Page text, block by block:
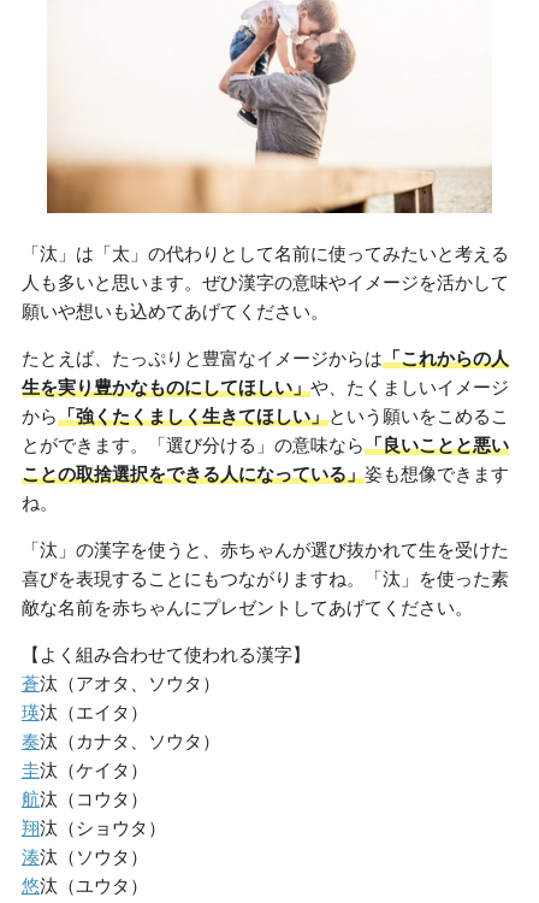
「汰」は「太」の代わりとして名前に使ってみたいと考える
人も多いと思います。ぜひ漢字の意味やイメージを活かして
願いや想いも込めてあげてください。
たとえば、たっぷりと豊富なイメージからは「これからの人
生を実り豊かなものにしてほしい」や、たくましいイメージ
から「強くたくましく生きてほしい」という願いをこめるこ
とができます。「選び分ける」の意味なら「良いことと悪い
ことの取捨選択をできる人になっている」姿も想像できます
ね。
「汰」の漢字を使うと、赤ちゃんが選び抜かれて生を受けた
喜びを表現することにもつながりますね。「汰」を使った素
敵な名前を赤ちゃんにプレゼントしてあげてください。
【よく組み合わせて使われる漢字】
蒼汰（アオタ、ソウタ）
瑛汰（エイタ）
奏汰（カナタ、ソウタ）
圭汰（ケイタ）
航汰（コウタ）
翔汰（ショウタ）
湊汰（ソウタ）
悠汰（ユウタ）